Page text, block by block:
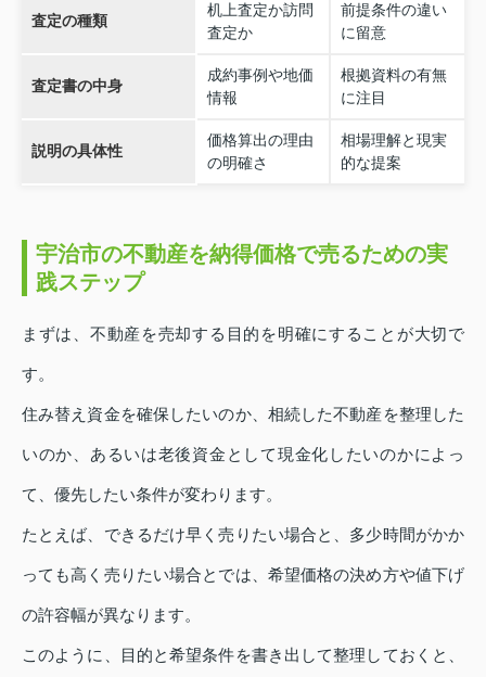
査定の種類
机上査定か訪問
査定か
前提条件の違い
に留意
査定書の中身
成約事例や地価
情報
根拠資料の有無
に注目
説明の具体性
価格算出の理由
の明確さ
相場理解と現実
的な提案
宇治市の不動産を納得価格で売るための実
践ステップ
まずは、不動産を売却する目的を明確にすることが大切で
す。
住み替え資金を確保したいのか、相続した不動産を整理した
いのか、あるいは老後資金として現金化したいのかによっ
て、優先したい条件が変わります。
たとえば、できるだけ早く売りたい場合と、多少時間がかか
っても高く売りたい場合とでは、希望価格の決め方や値下げ
の許容幅が異なります。
このように、目的と希望条件を書き出して整理しておくと、